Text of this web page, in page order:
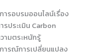
ารอบรมออนไลน์เรื่อง
รประเมิน Carbon
ามตระหนักรู้
ารณ์การเปลี่ยนแปลง